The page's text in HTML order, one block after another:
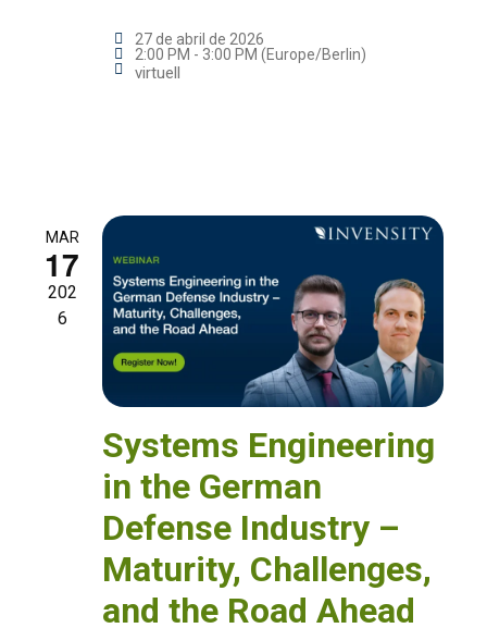
27 de abril de 2026
2:00 PM - 3:00 PM (Europe/Berlin)
virtuell
MAR
17
202
6
Systems Engineering
in the German
Defense Industry –
Maturity, Challenges,
and the Road Ahead